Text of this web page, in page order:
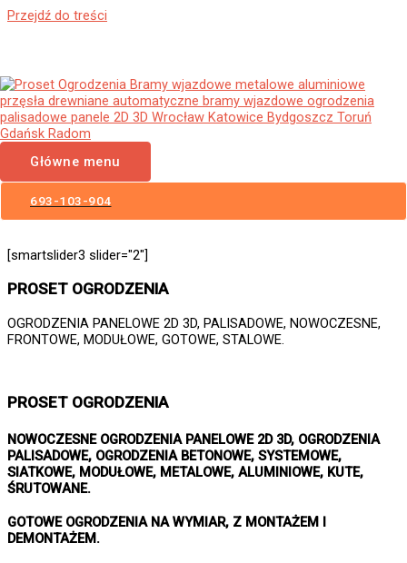
Przejdź do treści
Główne menu
693-103-904
Ogrodzenia Panelowe Sianów
Płoty Panelowe 3D 2D Panele
Ogrodzeniowe
[smartslider3 slider="2"]
PROSET OGRODZENIA
OGRODZENIA PANELOWE 2D 3D, PALISADOWE, NOWOCZESNE,
FRONTOWE, MODUŁOWE, GOTOWE, STALOWE.
PROSET OGRODZENIA
NOWOCZESNE OGRODZENIA PANELOWE 2D 3D, OGRODZENIA
PALISADOWE, OGRODZENIA BETONOWE, SYSTEMOWE,
SIATKOWE, MODUŁOWE, METALOWE, ALUMINIOWE, KUTE,
ŚRUTOWANE.
GOTOWE OGRODZENIA NA WYMIAR, Z MONTAŻEM I
DEMONTAŻEM.